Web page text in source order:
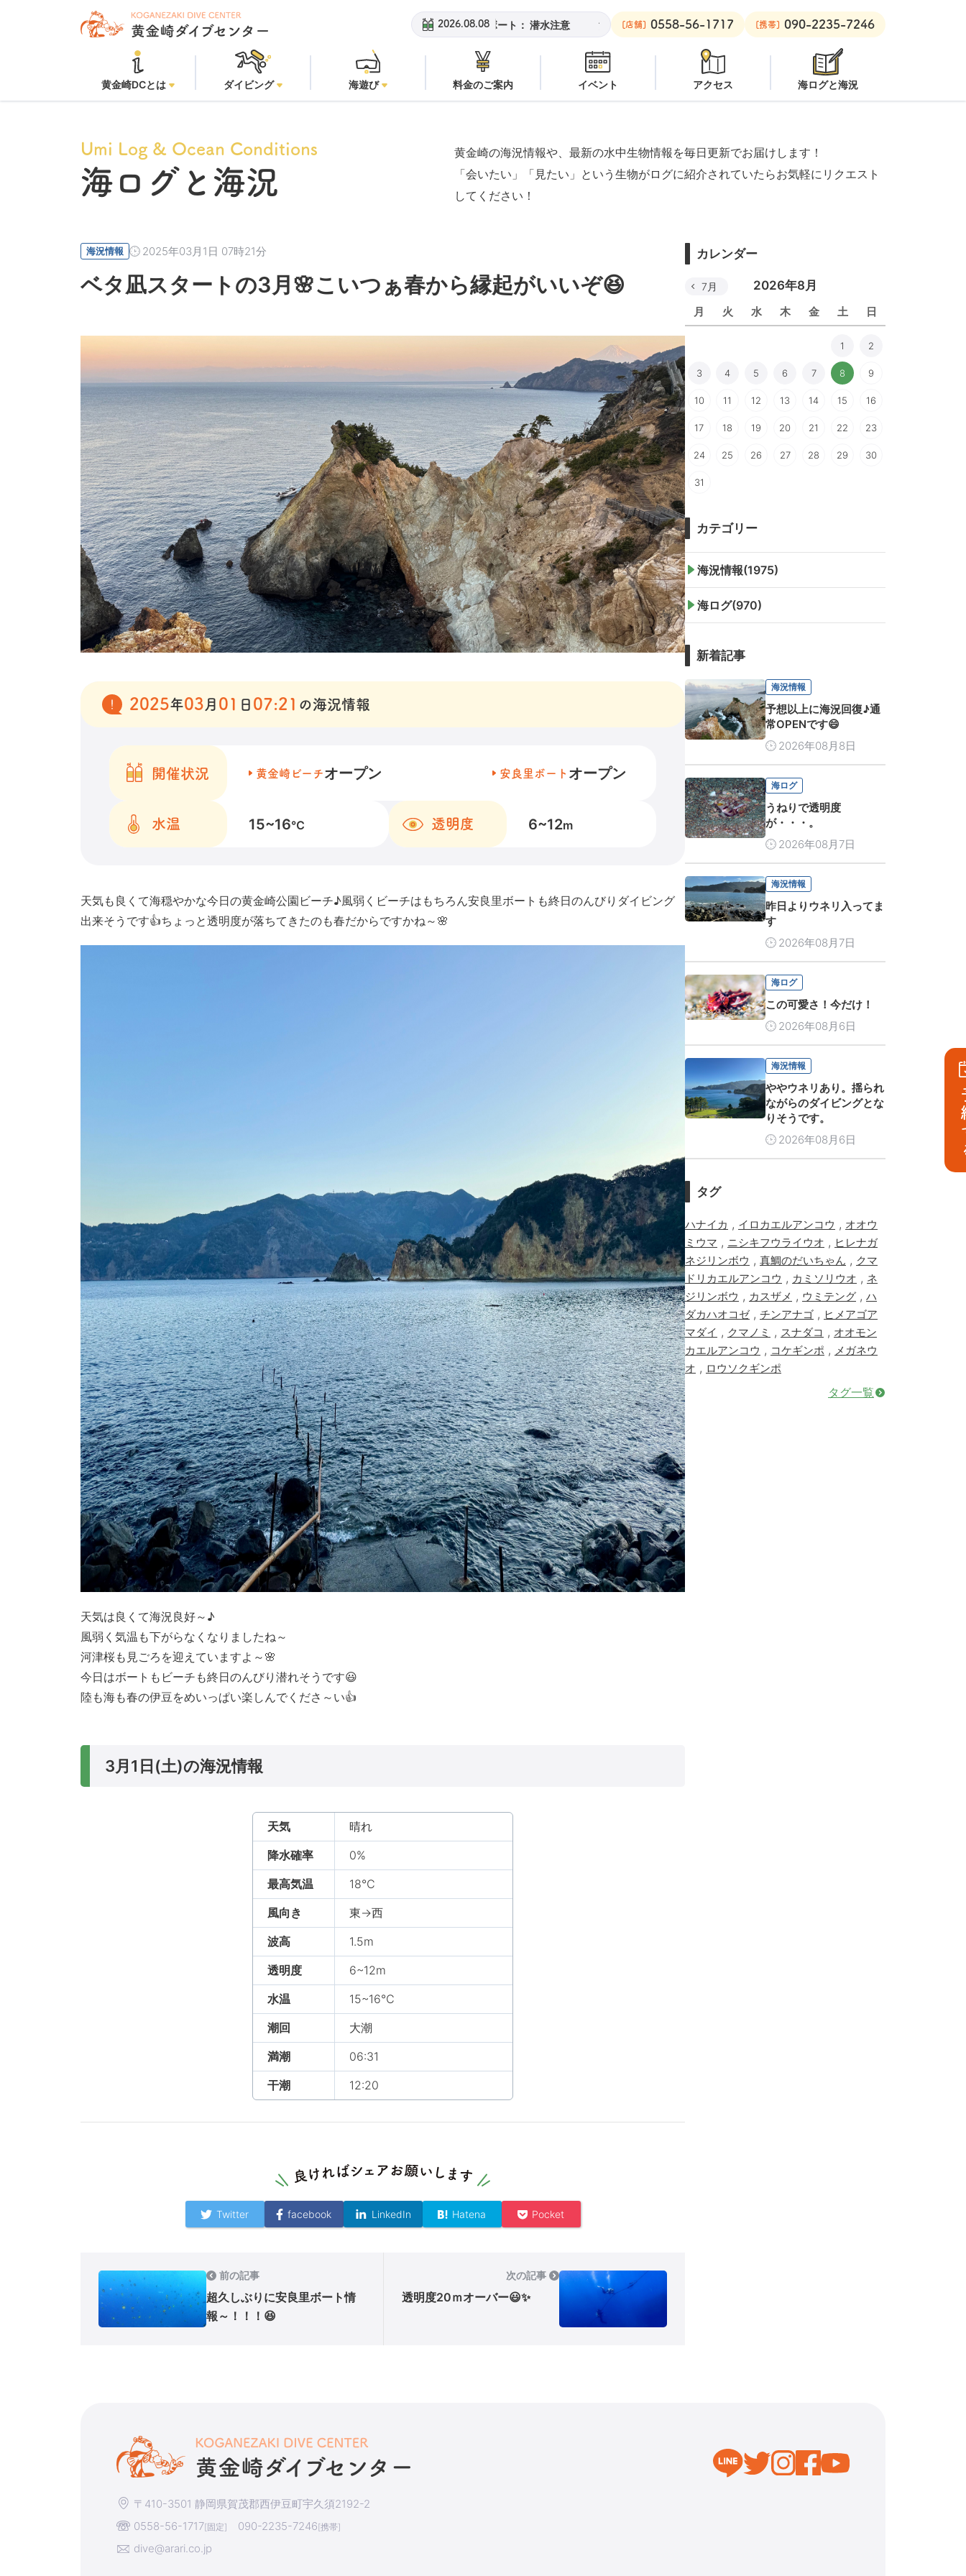
2026.08.08
オープン 安良里ボート： 潜水注意 黄金崎ビーチ：オープン 安良里ボート：潜水注意
[店舗] 0558-56-1717 [携帯] 090-2235-7246
黄金崎DCとは ダイビング 海遊び 料金のご案内 イベント アクセス 海ログと海況
Umi Log & Ocean Conditions
海ログと海況
黄金崎の海況情報や、最新の水中生物情報を毎日更新でお届けします！
「会いたい」「見たい」という生物がログに紹介されていたらお気軽にリクエスト
してください！
海況情報 2025年03月1日 07時21分
ベタ凪スタートの3月🌸こいつぁ春から縁起がいいぞ😆
2025年03 月 01 日 07:21 の海況情報
開催状況 黄金崎ビーチオープン 安良里ボート オープン
水温 15~16℃ 透明度 6~12m
天気も良くて海穏やかな今日の黄金崎公園ビーチ♪風弱くビーチはもちろん安良里ボートも終日のんびりダイビング
出来そうです👍ちょっと透明度が落ちてきたのも春だからですかね～🌸
天気は良くて海況良好～♪
風弱く気温も下がらなくなりましたね～
河津桜も見ごろを迎えていますよ～🌸
今日はボートもビーチも終日のんびり潜れそうです😃
陸も海も春の伊豆をめいっぱい楽しんでくださ～い👍
3月1日(土)の海況情報
天気
晴れ
降水確率
0%
最高気温
18℃
風向き
東→西
波高
1.5m
透明度
6~12m
水温
15~16℃
潮回
大潮
満潮
06:31
干潮
12:20
Twitter facebook LinkedIn Hatena Pocket
前の記事
超久しぶりに安良里ボート情
報～！！！😆
次の記事
透明度20ｍオーバー😃✨
カレンダー
2026年8月
月 火 水 木 金 土 日
7月
1 2
3 4 5 6 7 8 9
10 11 12 13 14 15 16
17 18 19 20 21 22 23
24 25 26 27 28 29 30
31
カテゴリー
海況情報(1975)
海ログ(970)
新着記事
海況情報
予想以上に海況回復♪通
常OPENです😄
2026年08月8日
海ログ
うねりで透明度
が・・・。
2026年08月7日
海況情報
昨日よりウネリ入ってま
す
2026年08月7日
海ログ
この可愛さ！今だけ！
2026年08月6日
海況情報
ややウネリあり。揺られ
ながらのダイビングとな
りそうです。
2026年08月6日
タグ
ハナイカ , イロカエルアンコウ , オオウ
ミウマ , ニシキフウライウオ , ヒレナガ
ネジリンボウ , 真鯛のだいちゃん , クマ
ドリカエルアンコウ , カミソリウオ , ネ
ジリンボウ , カスザメ , ウミテング , ハ
ダカハオコゼ, チンアナゴ , ヒメアゴア
マダイ , クマノミ , スナダコ , オオモン
カエルアンコウ , コケギンポ , メガネウ
オ , ロウソクギンポ
タグ一覧
〒410-3501 静岡県賀茂郡西伊豆町宇久須2192-2
0558-56-1717[固定] 090-2235-7246[携帯]
dive@arari.co.jp